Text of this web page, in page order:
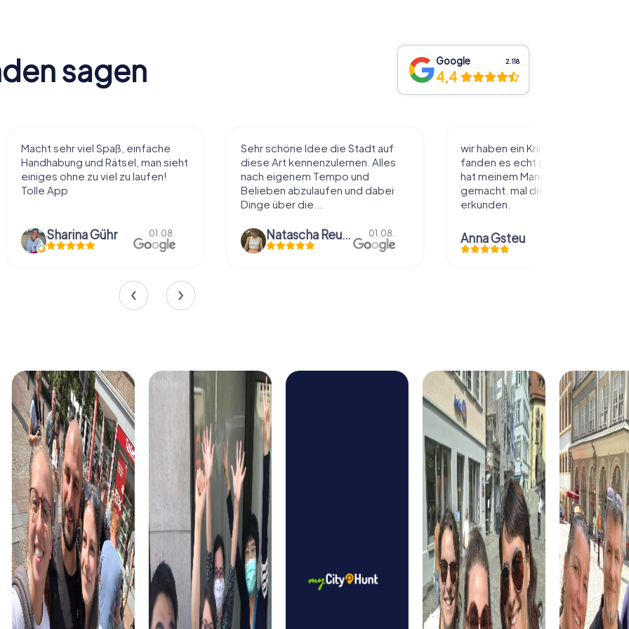
sagen Google 2.118
4,4
Sehr schöne Idee die Stadt auf
diese Art kennenzulernen. Alles
nach eigenem Tempo und
Belieben abzulaufen und dabei
01.08.
wir haben ein Krimi aufgelöst.
fanden es echt genial gemacht.
hat meinem Mann und mir Spaß
gemacht. mal die Stadt anders
erkunden.
Anna Gsteu 30.07.
Die Spiele sind immer super.
Rätsel sind gut für gedacht,
manchmal hängt man lange dran
frat. Der Aufbau der App ist sehr
schick....
Rebekka Dahmen